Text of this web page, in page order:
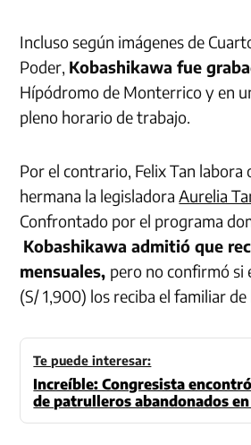
Incluso según imágenes de
Poder, Kobashikawa fue
Hípódromo de Monterrico y en
pleno horario de trabajo.
Por el contrario, Felix Tan labora
hermana la legisladoraAurelia
Confrontado por el programa
Kobashikawa admitió que
mensuales, pero no confirmó
(S/ 1,900) los reciba el familiar
Te puede interesar:
Increíble: Congresista
de patrulleros abandonados